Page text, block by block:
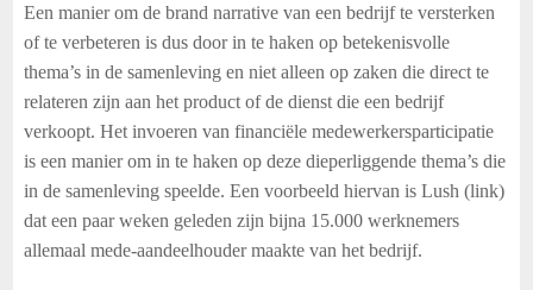
Een manier om de brand narrative van een bedrijf te versterken
of te verbeteren is dus door in te haken op betekenisvolle
thema’s in de samenleving en niet alleen op zaken die direct te
relateren zijn aan het product of de dienst die een bedrijf
verkoopt. Het invoeren van financiële medewerkersparticipatie
is een manier om in te haken op deze dieperliggende thema’s die
in de samenleving speelde. Een voorbeeld hiervan is Lush (link)
dat een paar weken geleden zijn bijna 15.000 werknemers
allemaal mede-aandeelhouder maakte van het bedrijf.